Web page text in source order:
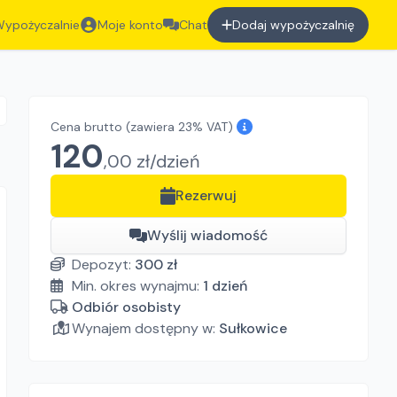
Moje konto Chat Dodaj wypożyczalnię
Cena brutto (zawiera 23% VAT)
120,00 zł/dzień
Rezerwuj
Wyślij wiadomość
Depozyt: 300 zł
Min. okres wynajmu: 1 dzień
Odbiór osobisty
Wynajem dostępny w: Sułkowice